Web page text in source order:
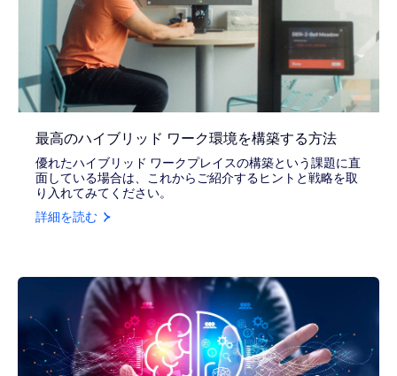
最高のハイブリッド ワーク環境を構築する方法
優れたハイブリッド ワークプレイスの構築という課題に直
面している場合は、これからご紹介するヒントと戦略を取
り入れてみてください。
詳細を読む